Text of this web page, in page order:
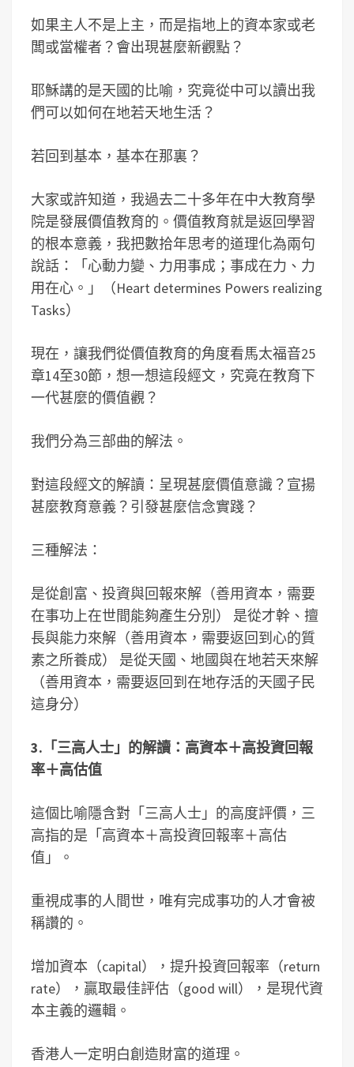
如果主人不是上主，而是指地上的資本家或老
闆或當權者？會出現甚麼新觀點？
耶穌講的是天國的比喻，究竟從中可以讀出我
們可以如何在地若天地生活？
若回到基本，基本在那裏？
大家或許知道，我過去二十多年在中大教育學
院是發展價值教育的。價值教育就是返回學習
的根本意義，我把數拾年思考的道理化為兩句
說話：「心動力變、力用事成；事成在力、力
用在心。」（Heart determines Powers realizing
Tasks）
現在，讓我們從價值教育的角度看馬太福音25
章14至30節，想一想這段經文，究竟在教育下
一代甚麼的價值觀？
我們分為三部曲的解法。
對這段經文的解讀：呈現甚麼價值意識？宣揚
甚麼教育意義？引發甚麼信念實踐？
三種解法：
是從創富、投資與回報來解（善用資本，需要
在事功上在世間能夠產生分別） 是從才幹、擅
長與能力來解（善用資本，需要返回到心的質
素之所養成） 是從天國、地國與在地若天來解
（善用資本，需要返回到在地存活的天國子民
這身分）
3.「三高人士」的解讀：高資本＋高投資回報
率＋高估值
這個比喻隱含對「三高人士」的高度評價，三
高指的是「高資本＋高投資回報率＋高估
值」。
重視成事的人間世，唯有完成事功的人才會被
稱讚的。
增加資本（capital），提升投資回報率（return
rate），贏取最佳評估（good will），是現代資
本主義的邏輯。
香港人一定明白創造財富的道理。